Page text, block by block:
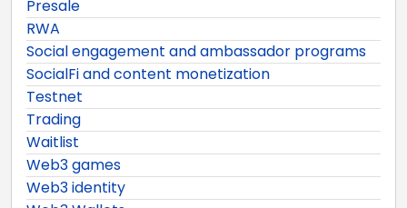
Presale
RWA
Social engagement and ambassador programs
SocialFi and content monetization
Testnet
Trading
Waitlist
Web3 games
Web3 identity